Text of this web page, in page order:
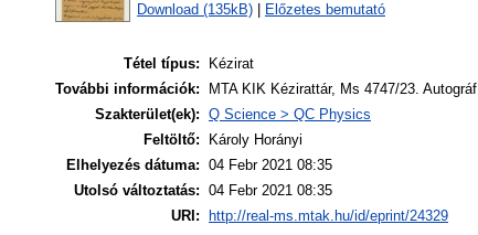
Download (135kB) Előzetes bemutató
Tétel típus:
Kézirat
További információk:
MTA KIK Kézirattár, Ms 4747/23. Autográf
Szakterület(ek): Q Science > QC Physics
Feltöltő:
Károly Horányi
Elhelyezés dátuma: 04 Febr 2021 08:35
Utolsó változtatás: 04 Febr 2021 08:35
URI:
http://real-ms.mtak.hu/id/eprint/24329